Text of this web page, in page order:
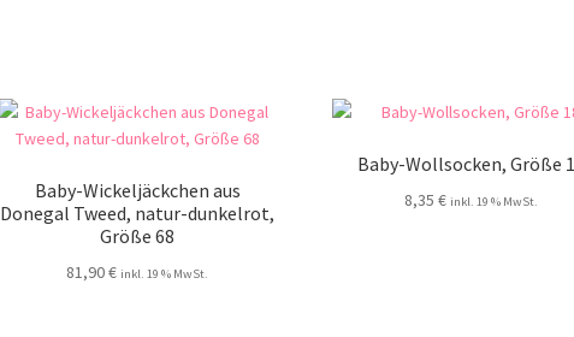
Baby-Wickeljäckchen aus
Donegal Tweed, natur-dunkelrot,
Größe 68
81,90€ inkl. 19 % MwSt.
Baby-Wollsocken, Größe
8,35€ inkl. 19 % MwSt.